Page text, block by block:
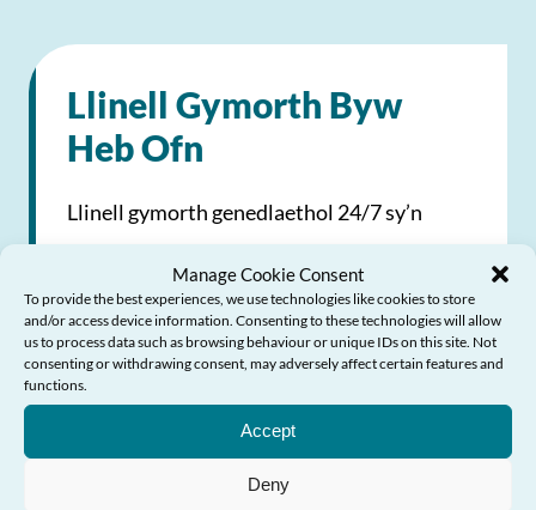
Manage Cookie Consent
To provide the best experiences, we use technologies like cookies to store
and/or access device information. Consenting to these technologies will allow
us to process data such as browsing behaviour or unique IDs on this site. Not
consenting or withdrawing consent, may adversely affect certain features and
functions.
Accept
Deny Angen Help?
Llinell Gymorth Byw
Heb Ofn
Llinell gymorth genedlaethol 24/7 sy’n
menywod, cam-drin domestig a thrais
rhywiol
0808 80 10 800